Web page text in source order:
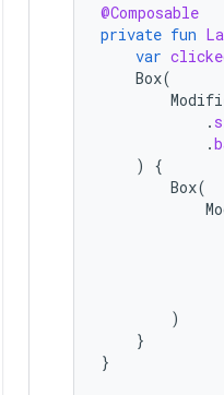
@Composable
private fun
var
Box(
.
.
)
{
Box(
)
}
}